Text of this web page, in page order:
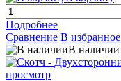
Подробнее
Сравнение В избранное
В наличии
просмотр